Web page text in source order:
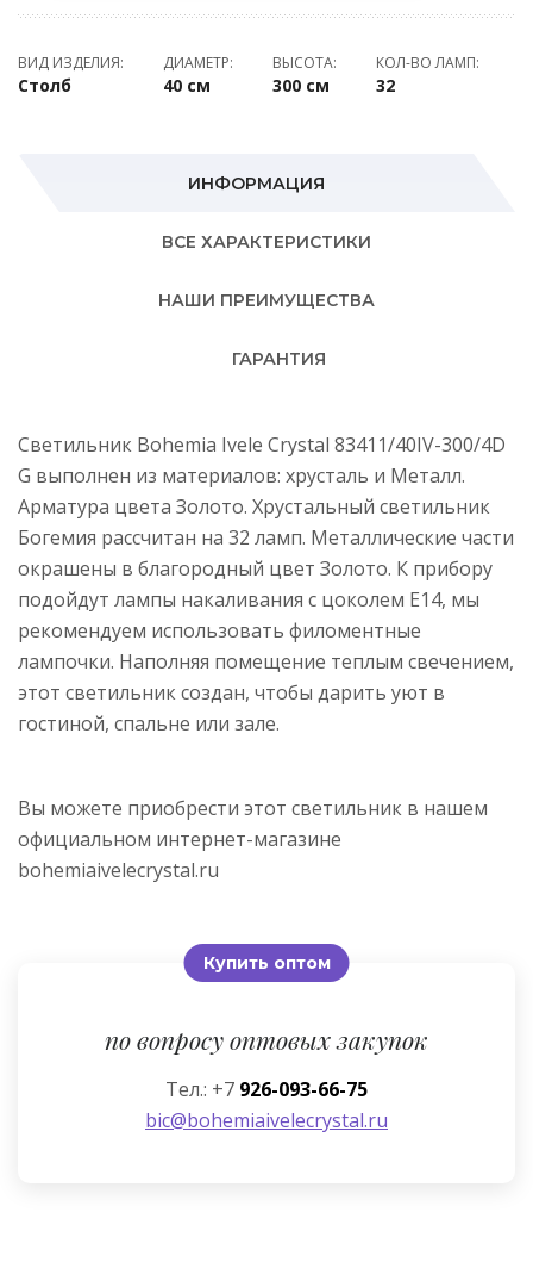
ВИД ИЗДЕЛИЯ:
Столб
ДИАМЕТР:
40 см
ВЫСОТА:
300 см
КОЛ-ВО ЛАМП:
32
ИНФОРМАЦИЯ
ВСЕ ХАРАКТЕРИСТИКИ
НАШИ ПРЕИМУЩЕСТВА
ГАРАНТИЯ
Светильник Bohemia Ivele Crystal 83411/40IV-300/4D
G выполнен из материалов: хрусталь и Металл.
Арматура цвета Золото. Хрустальный светильник
Богемия рассчитан на 32 ламп. Металлические части
окрашены в благородный цвет Золото. К прибору
подойдут лампы накаливания с цоколем E14, мы
рекомендуем использовать филоментные
лампочки. Наполняя помещение теплым свечением,
этот светильник создан, чтобы дарить уют в
гостиной, спальне или зале.
Вы можете приобрести этот светильник в нашем
официальном интернет-магазине
bohemiaivelecrystal.ru
Купить оптом
по вопросу оптовых закупок
Тел.: +7 926-093-66-75
bic@bohemiaivelecrystal.ru